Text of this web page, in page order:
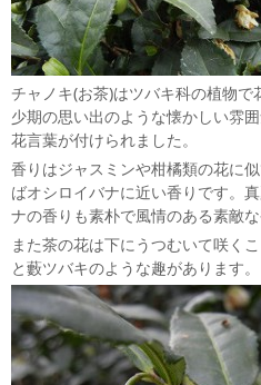
チャノキ(お茶)はツバキ科の植物
少期の思い出のような懐かしい雰
花言葉が付けられました。
香りはジャスミンや柑橘類の花に
ばオシロイバナに近い香りです。
ナの香りも素朴で風情のある素敵な
また茶の花は下にうつむいて咲く
と藪ツバキのような趣があります。